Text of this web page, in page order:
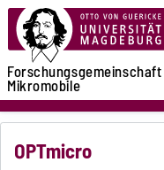
Forschungsgemeinschaft
Mikromobile
OPTmicro